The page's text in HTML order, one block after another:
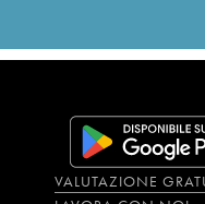
VALUTAZIONE